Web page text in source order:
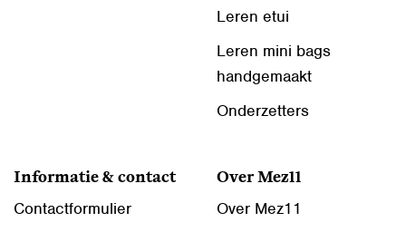
Leren etui
Leren mini bags
handgemaakt
Onderzetters
Informatie & contact
Contactformulier
Over Mez11
Over Mez11